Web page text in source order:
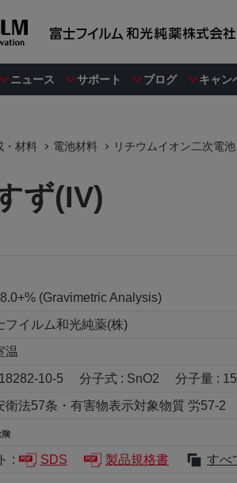
ニュース サポート ブログ キャン
・材料 電池材料 リチウムイオン二次電池
ず(IV)
(Gravimetric Analysis)
フイルム和光純薬(株)
温
18282-10-5 分子式 : SnO2 分子量 :
衛法57条・有害物表示対象物質 労57-2
:
SDS 製品規格書 すべ